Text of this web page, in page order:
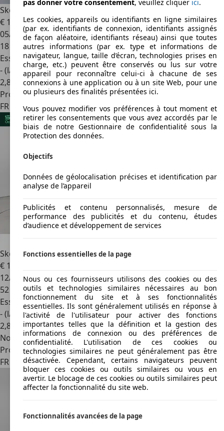
Skoda Kamiq
1.0 TSI Evo 2 116ch Selection Camera CarPlay
€ 18 9991
05/2025
18 900 km
Essence
- (l/100 km)
2,8
Professionnel
FR 68110Illzach
Skoda KamiqKamiq 1.0 TSI Evo 110 ch BVM6
€ 16 990
12/2022
52 303 km
Essence
- (l/100 km)
2,8
Nouveau
Professionnel
FR 38200Vienne
pas donner votre consentement, veuillez cliquer ici.
Les cookies, appareils ou identifiants en ligne similaires
(par ex. identifiants de connexion, identifiants assignés
de façon aléatoire, identifiants réseau) ainsi que toutes
autres informations (par ex. type et informations de
navigateur, langue, taille d’écran, technologies prises en
charge, etc.) peuvent être conservés ou lus sur votre
appareil pour reconnaître celui-ci à chacune de ses
connexions à une application ou à un site Web, pour une
ou plusieurs des finalités présentées ici.
Vous pouvez modifier vos préférences à tout moment et
retirer les consentements que vous avez accordés par le
biais de notre Gestionnaire de confidentialité sous la
Protection des données.
Objectifs
Données de géolocalisation précises et identification par
analyse de l’appareil
Publicités et contenu personnalisés, mesure de
performance des publicités et du contenu, études
d’audience et développement de services
Fonctions essentielles de la page
Nous ou ces fournisseurs utilisons des cookies ou des
outils et technologies similaires nécessaires au bon
fonctionnement du site et à ses fonctionnalités
essentielles. Ils sont généralement utilisés en réponse à
l'activité de l'utilisateur pour activer des fonctions
importantes telles que la définition et la gestion des
informations de connexion ou des préférences de
confidentialité. L'utilisation de ces cookies ou
technologies similaires ne peut généralement pas être
désactivée. Cependant, certains navigateurs peuvent
bloquer ces cookies ou outils similaires ou vous en
avertir. Le blocage de ces cookies ou outils similaires peut
affecter la fonctionnalité du site web.
Fonctionnalités avancées de la page